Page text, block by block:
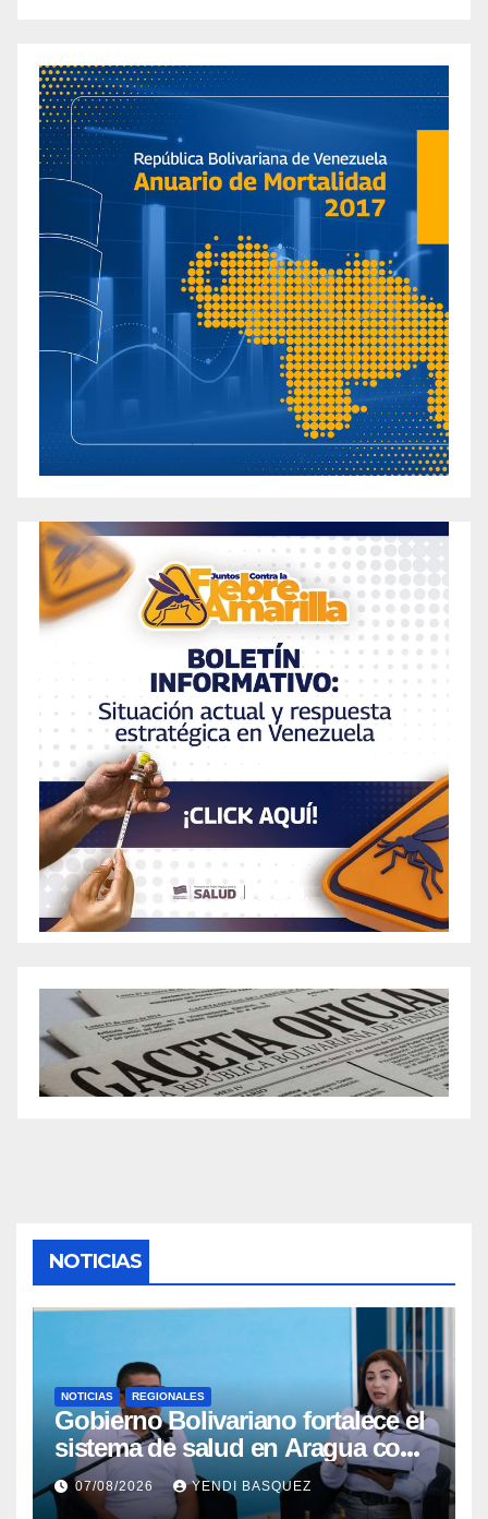
NOTICIAS
NOTICIAS REGIONALES
Gobierno Bolivariano fortalece el
sistema de salud en Aragua con
la reinauguración del CDI La
Mora
07/08/2026 YENDI BASQUEZ